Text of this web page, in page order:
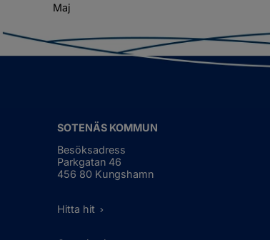
Maj
SOTENÄS KOMMUN
Besöksadress
Parkgatan 46
456 80 Kungshamn
Hitta hit